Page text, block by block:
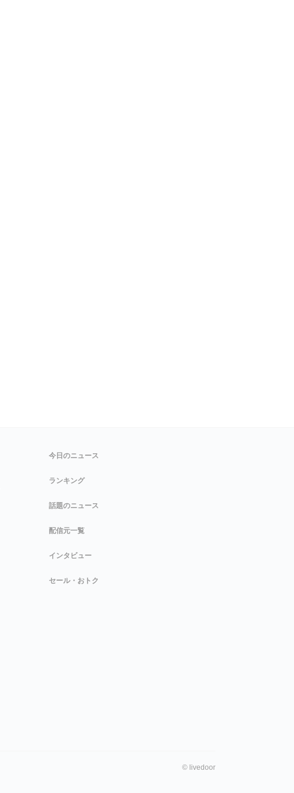
今日のニュース
ランキング
話題のニュース
配信元一覧
インタビュー
セール・おトク
© livedoor